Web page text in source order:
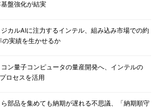
盤強化が結実
ジカルAIに注力するインテル、組み込み市場での約
の実績を生かせるか
コン量子コンピュータの量産開発へ、インテルの
ロセスを活用
ら部品を集めても納期が遅れる不思議、「納期順守